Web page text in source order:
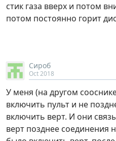
стик газа вверх и потом
потом постоянно горит
Сироб
Oct 2018
У меня (на другом
включить пульт и не
включить верт. И они
верт позднее